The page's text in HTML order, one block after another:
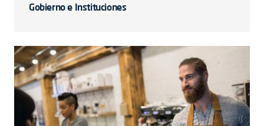
Gobierno e Instituciones